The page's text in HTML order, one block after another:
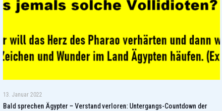
13. Januar 2022
Bald sprechen Ägypter – Verstand verloren: Untergangs-Countdown der